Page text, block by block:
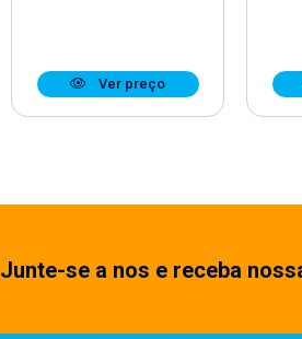
Ver preço
Junte-se a nos e receba